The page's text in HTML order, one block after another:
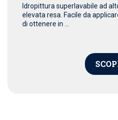
Idropittura superlavabile ad
elevata resa. Facile da
di ottenere in ...